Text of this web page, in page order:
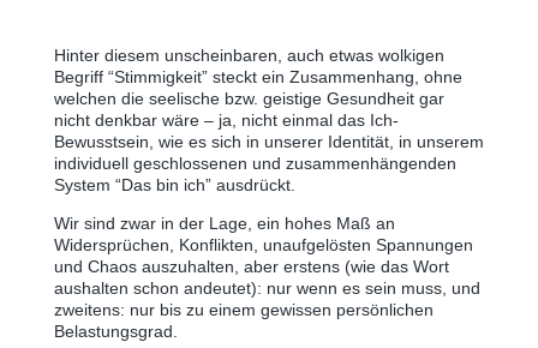
Hinter diesem unscheinbaren, auch etwas wolkigen
Begriff “Stimmigkeit” steckt ein Zusammenhang, ohne
welchen die seelische bzw. geistige Gesundheit gar
nicht denkbar wäre ‒ ja, nicht einmal das Ich-
Bewusstsein, wie es sich in unserer Identität, in unserem
individuell geschlossenen und zusammenhängenden
System “Das bin ich” ausdrückt.
Wir sind zwar in der Lage, ein hohes Maß an
Widersprüchen, Konflikten, unaufgelösten Spannungen
und Chaos auszuhalten, aber erstens (wie das Wort
aushalten schon andeutet): nur wenn es sein muss, und
zweitens: nur bis zu einem gewissen persönlichen
Belastungsgrad.